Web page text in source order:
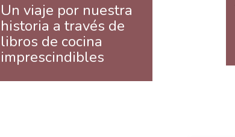
Un viaje por nuestra
historia a través de
libros de cocina
imprescindibles